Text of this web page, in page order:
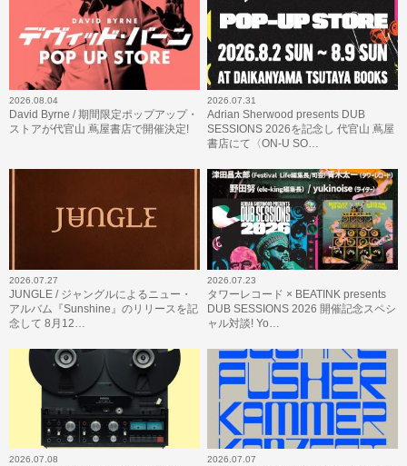
2026.08.04
David Byrne / 期間限定ポップアップ・
ストアが代官山 蔦屋書店で開催決定!
2026.07.31
Adrian Sherwood presents DUB
SESSIONS 2026を記念し 代官山 蔦屋
書店にて〈ON-U SO…
2026.07.27
JUNGLE / ジャングルによるニュー・
アルバム『Sunshine』のリリースを記
念して 8月12…
2026.07.23
タワーレコード × BEATINK presents
DUB SESSIONS 2026 開催記念スペシ
ャル対談! Yo…
2026.07.08 2026.07.07